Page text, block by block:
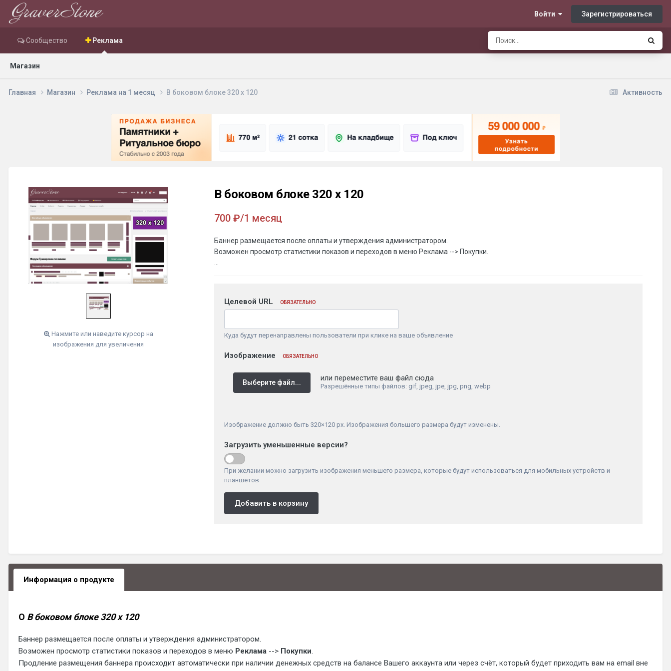
Войти Зарегистрироваться
Сообщество Реклама
Магазин
Активность
Главная Магазин Реклама на 1 месяц В боковом блоке 320 x 120
Нажмите или наведите курсор на
изображения для увеличения
В боковом блоке 320 x 120
700 ₽/1 месяц
Баннер размещается после оплаты и утверждения администратором.
Возможен просмотр статистики показов и переходов в меню Реклама --> Покупки.
...
Целевой URL ОБЯЗАТЕЛЬНО
Куда будут перенаправлены пользователи при клике на ваше объявление
Изображение ОБЯЗАТЕЛЬНО
Выберите файл... или переместите ваш файл сюда
Разрешённые типы файлов: gif, jpeg, jpe, jpg, png, webp
Изображение должно быть 320×120 px. Изображения большего размера будут изменены.
Загрузить уменьшенные версии?
При желании можно загрузить изображения меньшего размера, которые будут использоваться для мобильных устройств и
планшетов
Добавить в корзину
Информация о продукте
О В боковом блоке 320 x 120
Баннер размещается после оплаты и утверждения администратором.
Возможен просмотр статистики показов и переходов в меню Реклама --> Покупки.
Продление размещения баннера происходит автоматически при наличии денежных средств на балансе Вашего аккаунта или через счёт, который будет приходить вам на email вне